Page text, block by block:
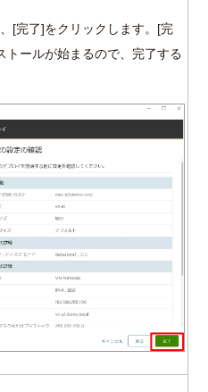
[完了]をクリックします。 [完
トールが始まるので、完了する